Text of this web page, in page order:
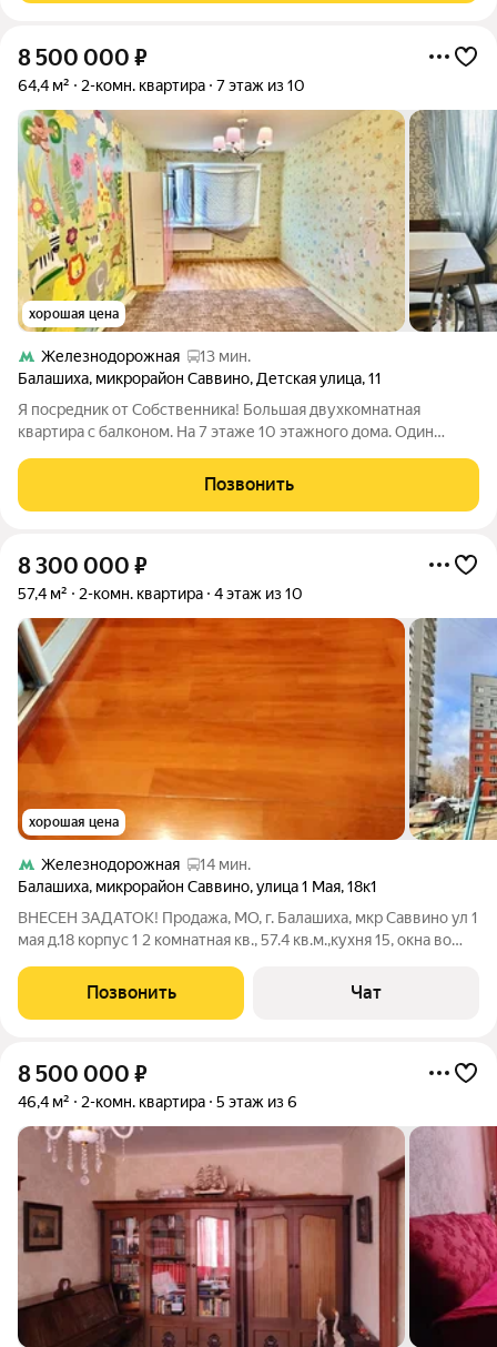
8 500 000 ₽
64,4 м² 2-комн. квартира 7 этаж из 10
хорошая цена
Железнодорожная
13 мин.
Балашиха, микрорайон Саввино, Детская улица,11
Я посредник от Собственника! Большая двухкомнатная
квартира с балконом. На 7 этаже 10 этажного дома. Один
собственник готов закрыть сам перед сделкой. Оперативный
показ. В районе развитая
Позвонить
8 300 000 ₽
57,4 м² 2-комн. квартира 4 этаж из 10
хорошая цена
Железнодорожная
14 мин.
Балашиха, микрорайон Саввино,улица 1 Мая,18к1
ВНЕСЕН ЗАДАТОК! Продажа, МО, г. Балашиха, мкр Саввино ул 1
мая д.18 корпус 1 2 комнатная кв., 57.4 кв.м.,кухня 15, окна во
стиральная машина, кондиционеры, водный нагреватель. До на
земного
Позвонить Чат
8 500 000 ₽
46,4 м² 2-комн. квартира 5 этаж из 6